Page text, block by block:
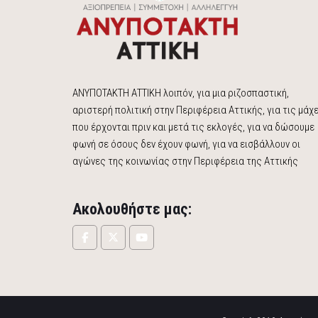
ΑΝΥΠΟΤΑΚΤΗ ΑΤΤΙΚΗ λοιπόν, για μια ριζοσπαστική,
αριστερή πολιτική στην Περιφέρεια Αττικής, για τις
που έρχονται πριν και μετά τις εκλογές, για να δώσουμε
φωνή σε όσους δεν έχουν φωνή, για να εισβάλλουν οι
αγώνες της κοινωνίας στην Περιφέρεια της Αττικής
Ακολουθήστε μας: